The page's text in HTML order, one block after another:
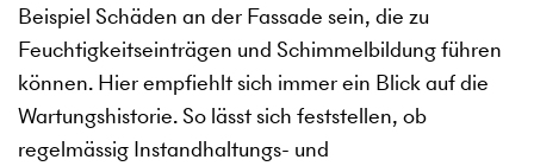
Beispiel Schäden an der Fassade sein, die zu
Feuchtigkeitseinträgen und Schimmelbildung führen
können. Hier empfiehlt sich immer ein Blick auf die
Wartungshistorie. So lässt sich feststellen, ob
regelmässig Instandhaltungs- und